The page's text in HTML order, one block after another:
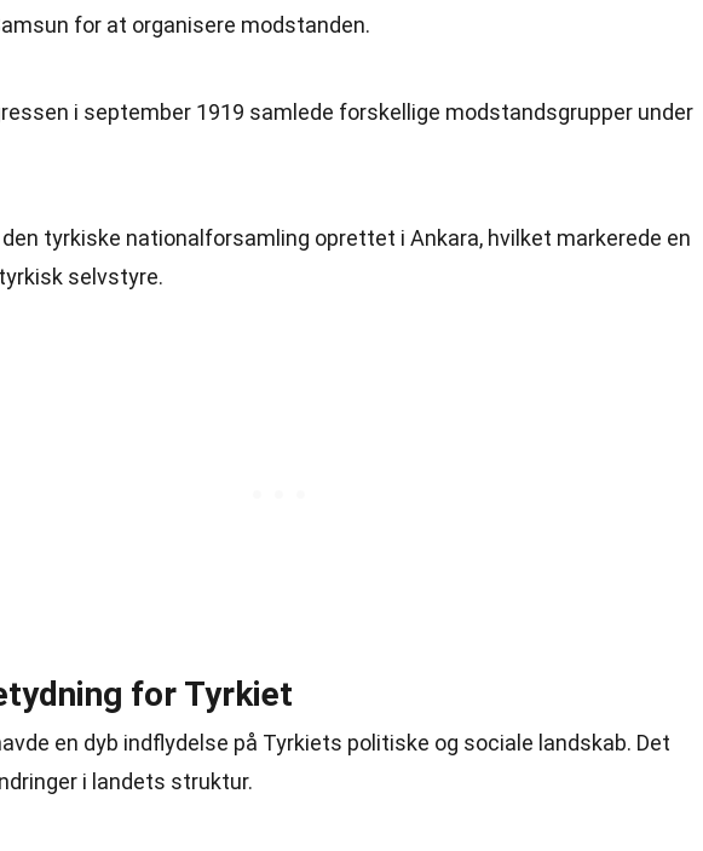
for at organisere modstanden.
i september 1919 samlede forskellige modstandsgrupper under
den tyrkiske nationalforsamling oprettet i Ankara, hvilket markerede en
selvstyre.
for Tyrkiet
en dyb indflydelse på Tyrkiets politiske og sociale landskab. Det
i landets struktur.